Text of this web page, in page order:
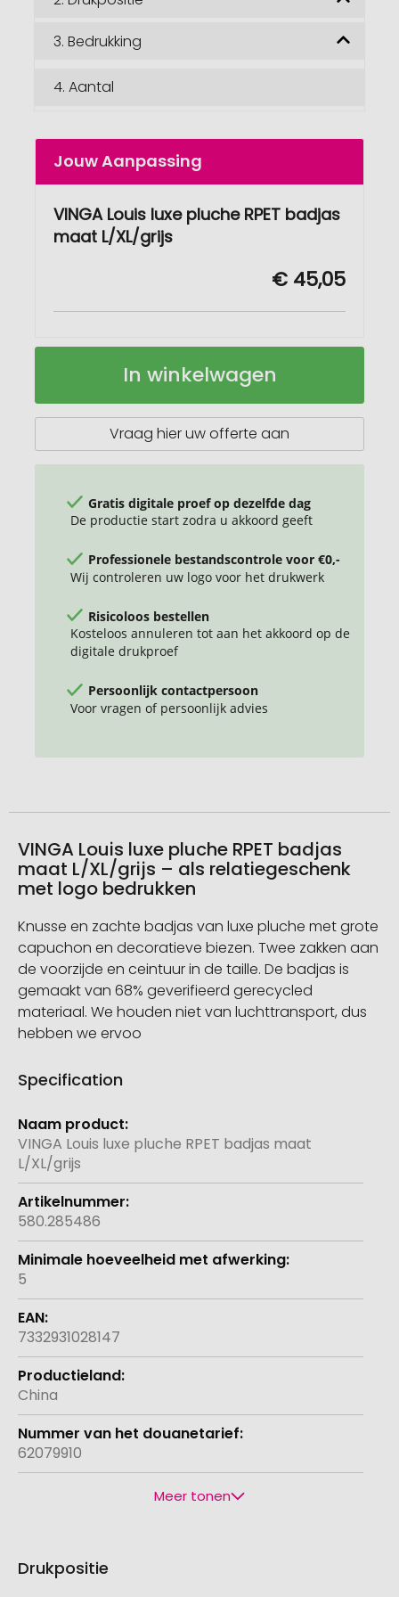
3. Bedrukking
4. Aantal
Jouw Aanpassing
VINGA Louis luxe pluche RPET badjas
maat L/XL/grijs
€ 45,05
VINGA
pluche
Op
In winkelwagen
Vraag hier uw offerte aan
Gratis digitale proef op dezelfde dag
De productie start zodra u akkoord geeft
Professionele bestandscontrole voor €0,-
Wij controleren uw logo voor het drukwerk
Risicoloos bestellen
Kosteloos annuleren tot aan het akkoord op de
digitale drukproef
Persoonlijk contactpersoon
Voor vragen of persoonlijk advies
VINGA Louis luxe pluche RPET badjas
maat L/XL/grijs – als relatiegeschenk
met logo bedrukken
Knusse en zachte badjas van luxe pluche met grote
capuchon en decoratieve biezen. Twee zakken aan
de voorzijde en ceintuur in de taille. De badjas is
gemaakt van 68% geverifieerd gerecycled
materiaal. We houden niet van luchttransport, dus
hebben we ervoo
Specification
Meer
informatie
VINGA Louis luxe pluche RPET badjas maat
L/XL/grijs
580.285486
5
7332931028147
China
62079910
Meer tonen
Drukpositie